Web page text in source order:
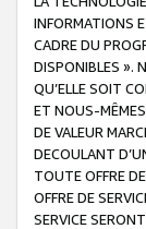
INFORMATIONS
CADRE DU
DISPONIBLES ».
QU’ELLE SOIT
ET NOUS-
DE VALEUR
DECOULANT
TOUTE OFFRE
OFFRE DE
SERVICE